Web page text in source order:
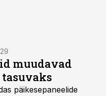
muudavad
tasuvaks
päikesepaneelide